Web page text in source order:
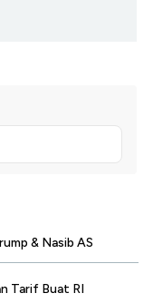
& Nasib AS
Tarif Buat RI